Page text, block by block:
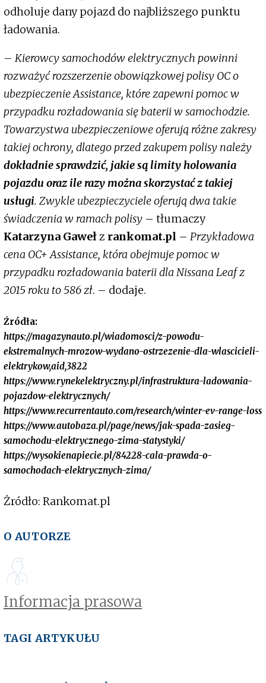
odholuje dany pojazd do najbliższego punktu
ładowania.
– Kierowcy samochodów elektrycznych powinni
rozważyć rozszerzenie obowiązkowej polisy OC o
ubezpieczenie Assistance, które zapewni pomoc w
przypadku rozładowania się baterii w samochodzie.
Towarzystwa ubezpieczeniowe oferują różne zakresy
takiej ochrony, dlatego przed zakupem polisy należy
dokładnie sprawdzić, jakie są limity holowania
pojazdu oraz ile razy można skorzystać z takiej
usługi. Zwykle ubezpieczyciele oferują dwa takie
świadczenia w ramach polisy – tłumaczy
Katarzyna Gawełz rankomat.pl – Przykładowa
cena OC+ Assistance, która obejmuje pomoc w
przypadku rozładowania baterii dla Nissana Leaf z
2015 roku to 586 zł. – dodaje.
Źródła:
https://magazynauto.pl/wiadomosci/z-powodu-
ekstremalnych-mrozow-wydano-ostrzezenie-dla-wlascicieli-
elektrykow,aid,3822
https://www.rynekelektryczny.pl/infrastruktura-ladowania-
pojazdow-elektrycznych/
https://www.recurrentauto.com/research/winter-ev-range-loss
https://www.autobaza.pl/page/news/jak-spada-zasieg-
samochodu-elektrycznego-zima-statystyki/
https://wysokienapiecie.pl/84228-cala-prawda-o-
samochodach-elektrycznych-zima/
Żródło: Rankomat.pl
O AUTORZE
Informacja prasowa
TAGI ARTYKUŁU